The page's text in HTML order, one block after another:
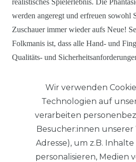
realistisches Spielerlebnis. Die
werden angeregt und erfreuen sowohl
Zuschauer immer wieder aufs Neue!
Folkmanis ist, dass alle Hand- und
Qualitäts- und
Wir verwenden
Technologien auf
verarbeiten
Besucher:innen unserer
Adresse), um z.B.
personalisieren, Medien
©